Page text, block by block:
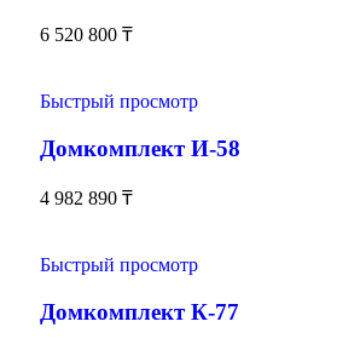
6 520 800 ₸
Быстрый просмотр
Домкомплект И-58
4 982 890 ₸
Быстрый просмотр
Домкомплект К-77